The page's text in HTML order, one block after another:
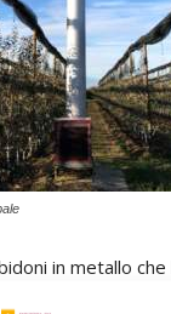
in metallo che